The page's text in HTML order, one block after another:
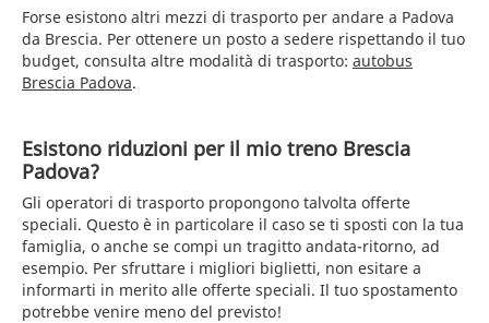
Forse esistono altri mezzi di trasporto per andare a Padova
da Brescia. Per ottenere un posto a sedere rispettando il tuo
budget, consulta altre modalità di trasporto: autobus
Brescia Padova.
Esistono riduzioni per il mio treno Brescia
Padova?
Gli operatori di trasporto propongono talvolta offerte
speciali. Questo è in particolare il caso se ti sposti con la tua
famiglia, o anche se compi un tragitto andata-ritorno, ad
esempio. Per sfruttare i migliori biglietti, non esitare a
informarti in merito alle offerte speciali. Il tuo spostamento
potrebbe venire meno del previsto!